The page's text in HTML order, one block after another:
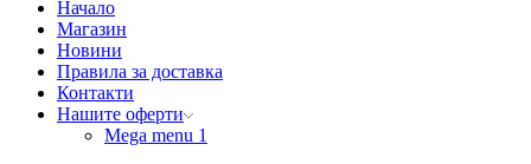
Начало
Магазин
Новини
Правила за доставка
Контакти
Нашите оферти
Mega menu 1